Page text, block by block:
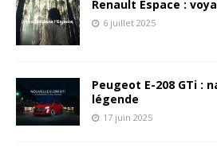
Renault Espace :
6 juillet 2025
Peugeot E-208 GTi :
légende
17 juin 2025